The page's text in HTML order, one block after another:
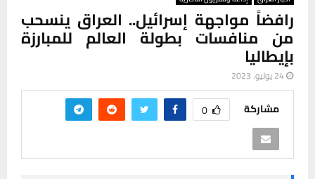
رافضاً مواجهة إسرائيل.. العراق ينسحب
من منافسات بطولة العالم للمبارزة
بإيطاليا
24 يوليو، 2023
مشاركة 0